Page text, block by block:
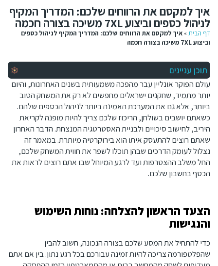
איך למקסם את הרווחים שלכם: המדריך המקיף
לניהול כספים וביצוע 7XL משיכה בצורה חכמה
דף הבית » איך למקסם את הרווחים שלכם: המדריך המקיף לניהול כספים
וביצוע 7XL משיכה בצורה חכמה
תוכן עניינים
עולם הפוקר אונליין עבר מהפכה משמעותית בשנים האחרונות, והיום
יותר מתמיד, שחקנים ישראלים מחפשים לא רק את המשחק הטוב
ביותר, אלא גם את המערכת האמינה ביותר לניהול הכספים שלהם.
כשאתם יושבים בשולחן, הריכוז שלכם צריך להיות מופנה לקריאת
היריב, לחישוב סיכויים ולבניית האסטרטגיה המנצחת. הדבר האחרון
שאתם רוצים להתעסק איתו הוא בירוקרטיה מיותרת. במאמר זה
נצלול לעומק הדרכים שבהן תוכלו לשפר את חווית המשחק שלכם,
החל משלב ההצטרפות ועד לרגע המיוחל שבו אתם רוצים לראות את
הכסף בחשבון שלכם.
הצעד הראשון להצלחה: נוחות השימוש
והנגישות
כדי להתחיל את המסע שלכם בצורה הנכונה, חשוב להבין
שהפלטפורמה צריכה להיות זמינה עבורכם בכל רגע נתון. בין אם אתם